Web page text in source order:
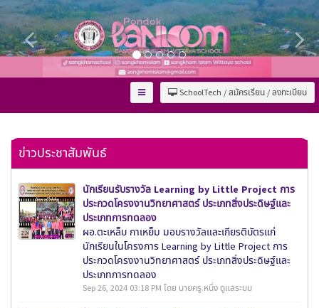
SchoolTech / สมัครเรียน / ลงทะเบียน
ข่าวประชาสัมพันธ์
นักเรียนรับรางวัล Learning by Little Project การ
ประกวดโครงงานวิทยาศาสตร์ ประเภทสิ่งประดิษฐ์และ
ประเภทการทดลอง
ผอ.ตะเหล็บ กาเหย็ม มอบรางวัลและเกียรติบัตรแก่
นักเรียนในโครงการ Learning by Little Project การ
ประกวดโครงงานวิทยาศาสตร์ ประเภทสิ่งประดิษฐ์และ
ประเภทการทดลอง
Sep 26, 2024 03:18 PM โดย นายครู.หนึ่ง ดูแลระบบ